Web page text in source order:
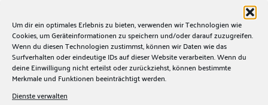
Um dir ein optimales Erlebnis zu bieten, verwenden wir Technologien wie
Cookies, um Geräteinformationen zu speichern und/oder darauf zuzugreifen.
Wenn du diesen Technologien zustimmst, können wir Daten wie das
Surfverhalten oder eindeutige IDs auf dieser Website verarbeiten. Wenn du
deine Einwilligung nicht erteilst oder zurückziehst, können bestimmte
Merkmale und Funktionen beeinträchtigt werden.
Dienste verwalten
100 %Bio Rooibosaus Südafrika
Natürlich koffeinfrei– ideal für jede Tageszeit
Sanftes Aromamit leicht süßer Note
Heiß & kalt